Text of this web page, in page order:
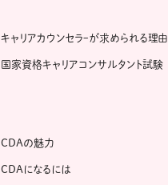
キャリアカウンセラｰが求められる理由
国家資格キャリアコンサルタント試験
CDAの魅力
CDAになるには